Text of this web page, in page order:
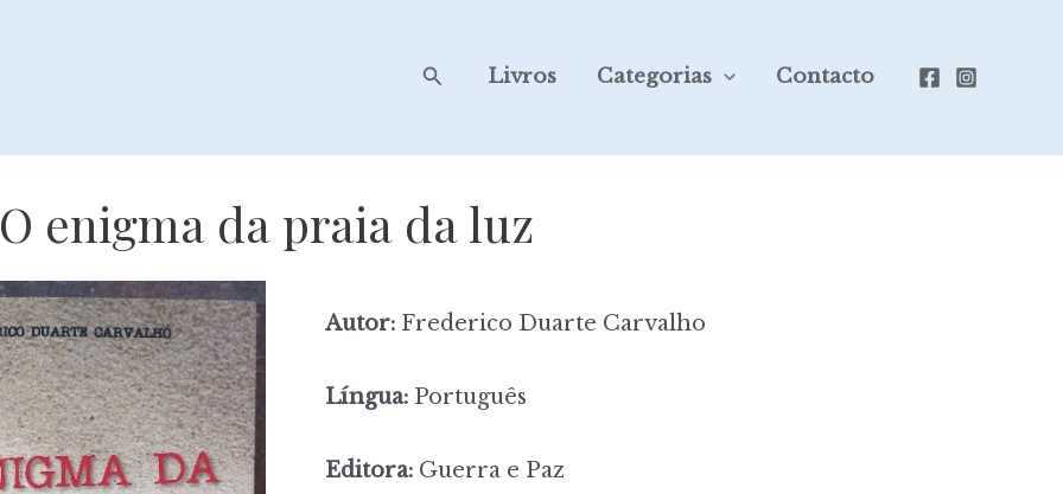
SearchLivros Categorias Contacto
O enigma da praia da luz
Autor: Frederico Duarte Carvalho
Língua: Português
Editora: Guerra e Paz